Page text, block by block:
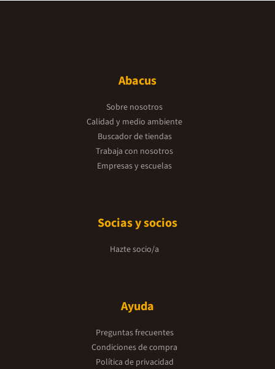
Abacus
Sobre nosotros
Calidad y medio ambiente
Buscador de tiendas
Trabaja con nosotros
Empresas y escuelas
Socias y socios
Hazte socio/a
Ayuda
Preguntas frecuentes
Condiciones de compra
Política de privacidad